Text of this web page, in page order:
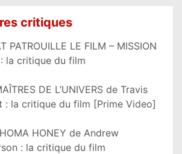
critiques
PATROUILLE LE FILM – MISSION
la critique du film
DE L’UNIVERS de Travis
: la critique du film [Prime Video]
HONEY de Andrew
: la critique du film